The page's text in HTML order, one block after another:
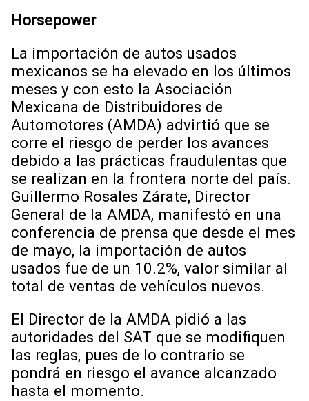
Horsepower
La importación de autos usados
mexicanos se ha elevado en los últimos
meses y con esto la Asociación
Mexicana de Distribuidores de
Automotores (AMDA) advirtió que se
corre el riesgo de perder los avances
debido a las prácticas fraudulentas que
se realizan en la frontera norte del país.
Guillermo Rosales Zárate, Director
General de la AMDA, manifestó en una
conferencia de prensa que desde el mes
de mayo, la importación de autos
usados fue de un 10.2%, valor similar al
total de ventas de vehículos nuevos.
El Director de la AMDA pidió a las
autoridades del SAT que se modifiquen
las reglas, pues de lo contrario se
pondrá en riesgo el avance alcanzado
hasta el momento.